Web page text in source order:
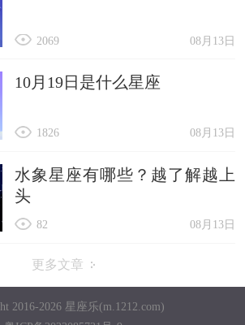
08月13日
2069
10月19日是什么星座
08月13日
1826
水象星座有哪些？越了解越上
头
08月13日
82
更多文章
2016-2026 星座乐(m.1212.com)